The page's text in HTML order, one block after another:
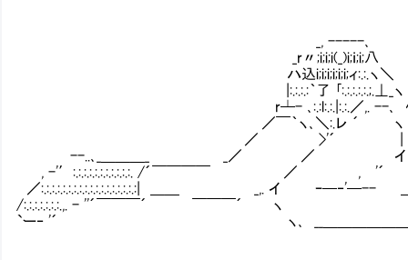
_, -----､ ヽ＿＿＿＿＿＿＿＿＿＿
_r〃;i;i;i(_)i;ｉ;i;八
ハ込i;i;i;i;i;i;ィ:.:.ヽ＼
|:.:.:.:｀了 ｢:.:.:.:.:.;.⊥_ヽ
r┴- ､:.:l:.:.|:.:.／,. --､ ﾍ f´￣￣￣￣￣
／￣｀ヽ､＼:.レ ´ ヽ !i | 現実の死体
／
--..､_＿＿＿_ _／ ／ イ | 裏
, -'′:.:.:.:.:.:.:.:.:.:.:. /´￣￣￣
／:.:.:.:.:.:.:.:.:.:.:.:.:.:.:.:.:.:| ＿＿ _,. イ ｰ─‐'─-- ＿＿
/:.:.:.:.:.:.:.,. - ''´￣￣￣´ ￣￣￣´ ヽ
`ー‐ '´ ヽ､ __＿＿＿＿＿＿